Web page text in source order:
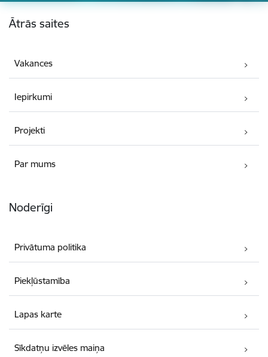
Kājene
Ātrās saites
Vakances
Iepirkumi
Projekti
Par mums
Noderīgi
Privātuma politika
Piekļūstamība
Lapas karte
Sīkdatņu izvēles maiņa